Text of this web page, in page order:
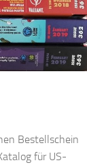
Bestellschein
für US-